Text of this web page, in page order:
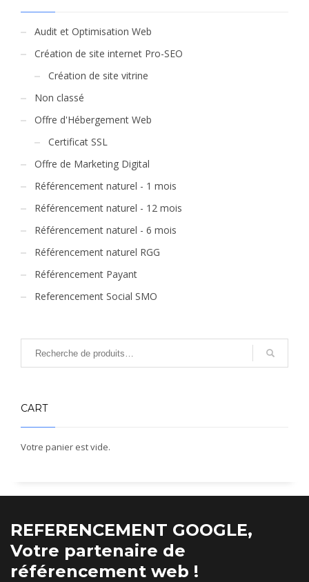
Audit et Optimisation Web
Création de site internet Pro-SEO
Création de site vitrine
Non classé
Offre d'Hébergement Web
Certificat SSL
Offre de Marketing Digital
Référencement naturel - 1 mois
Référencement naturel - 12 mois
Référencement naturel - 6 mois
Référencement naturel RGG
Référencement Payant
Referencement Social SMO
CART
Votre panier est vide.
REFERENCEMENT GOOGLE,
Votre partenaire de
référencement web !